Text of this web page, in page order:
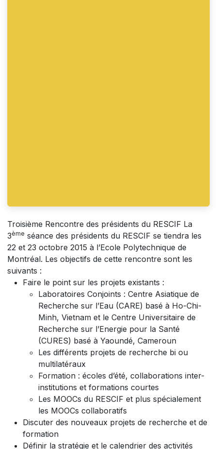
Troisième Rencontre des présidents du RESCIF La
3ème séance des présidents du RESCIF se tiendra les
22 et 23 octobre 2015 à l’Ecole Polytechnique de
Montréal. Les objectifs de cette rencontre sont les
suivants :
Faire le point sur les projets existants :
Laboratoires Conjoints : Centre Asiatique de
Recherche sur l’Eau (CARE) basé à Ho-Chi-
Minh, Vietnam et le Centre Universitaire de
Recherche sur l’Energie pour la Santé
(CURES) basé à Yaoundé, Cameroun
Les différents projets de recherche bi ou
multilatéraux
Formation : écoles d’été, collaborations inter-
institutions et formations courtes
Les MOOCs du RESCIF et plus spécialement
les MOOCs collaboratifs
Discuter des nouveaux projets de recherche et de
formation
Définir la stratégie et le calendrier des activités